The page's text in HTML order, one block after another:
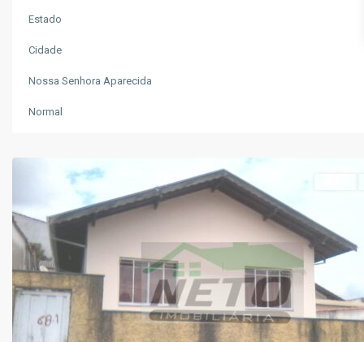
Estado
Cidade
Nossa Senhora Aparecida
Normal
Nossa
Aparecida,